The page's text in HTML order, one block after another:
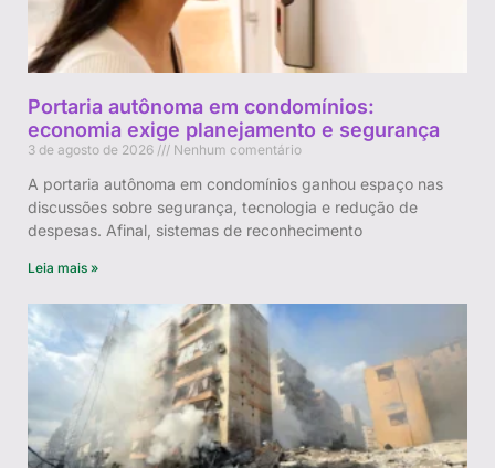
Portaria autônoma em condomínios:
economia exige planejamento e segurança
3 de agosto de 2026 Nenhum comentário
A portaria autônoma em condomínios ganhou espaço nas
discussões sobre segurança, tecnologia e redução de
despesas. Afinal, sistemas de reconhecimento
Leia mais »